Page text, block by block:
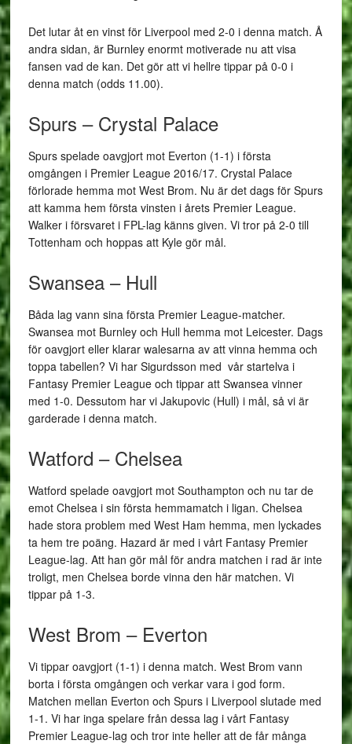
Det lutar åt en vinst för Liverpool med 2-0 i denna match. Å
andra sidan, är Burnley enormt motiverade nu att visa
fansen vad de kan. Det gör att vi hellre tippar på 0-0 i
denna match (odds 11.00).
Spurs – Crystal Palace
Spurs spelade oavgjort mot Everton (1-1) i första
omgången i Premier League 2016/17. Crystal Palace
förlorade hemma mot West Brom. Nu är det dags för Spurs
att kamma hem första vinsten i årets Premier League.
Walker i försvaret i FPL-lag känns given. Vi tror på 2-0 till
Tottenham och hoppas att Kyle gör mål.
Swansea – Hull
Båda lag vann sina första Premier League-matcher.
Swansea mot Burnley och Hull hemma mot Leicester. Dags
för oavgjort eller klarar walesarna av att vinna hemma och
toppa tabellen? Vi har Sigurdsson med vår startelva i
Fantasy Premier League och tippar att Swansea vinner
med 1-0. Dessutom har vi Jakupovic (Hull) i mål, så vi är
garderade i denna match.
Watford – Chelsea
Watford spelade oavgjort mot Southampton och nu tar de
emot Chelsea i sin första hemmamatch i ligan. Chelsea
hade stora problem med West Ham hemma, men lyckades
ta hem tre poäng. Hazard är med i vårt Fantasy Premier
League-lag. Att han gör mål för andra matchen i rad är inte
troligt, men Chelsea borde vinna den här matchen. Vi
tippar på 1-3.
West Brom – Everton
Vi tippar oavgjort (1-1) i denna match. West Brom vann
borta i första omgången och verkar vara i god form.
Matchen mellan Everton och Spurs i Liverpool slutade med
1-1. Vi har inga spelare från dessa lag i vårt Fantasy
Premier League-lag och tror inte heller att de får många